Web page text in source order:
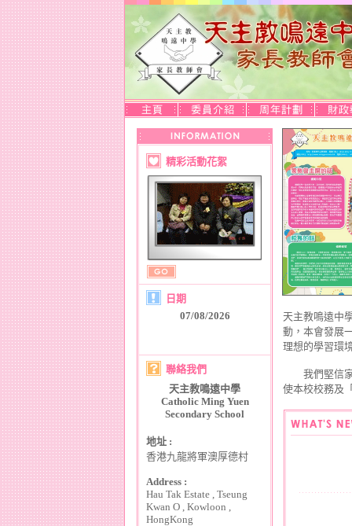
精彩活動花絮
日期
07/08/2026
聯絡我們
天主教鳴遠中學
Catholic Ming Yuen
Secondary School
地址 :
香港九龍將軍澳厚德村
Address :
Hau Tak Estate , Tseung
Kwan O , Kowloon ,
HongKong
天主教鳴遠中
動，本會發展
理想的學習環
我們堅信家
使本校校務及